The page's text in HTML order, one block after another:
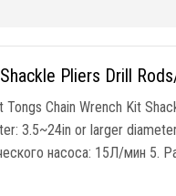
Pliers Drill
Chain Wrench Kit
: 3.5~24in or larger
насоса: 15Л/мин 5.